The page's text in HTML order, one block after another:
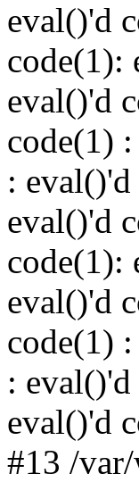
eval()'d
code(1):
eval()'d
code(1)
:
eval()'d
code(1):
eval()'d
code(1)
:
eval()'d
#13 /